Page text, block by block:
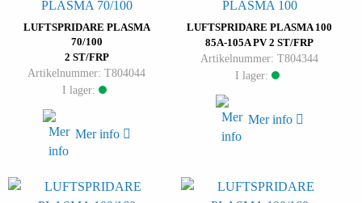
LUFTSPRIDARE PLASMA
70/100
2 ST/FRP
Artikelnummer: T804044
I lager:
Mer info
LUFTSPRIDARE PLASMA 100
85A-105A PV 2 ST/FRP
Artikelnummer: T804344
I lager:
Mer info